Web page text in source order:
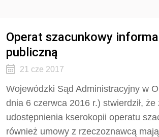
Operat szacunkowy
publiczną
21 cze 2017
Wojewódzki Sąd Administracyjny w
dnia 6 czerwca 2016 r.) stwierdził, że
udostępnienia kserokopii operatu
również umowy z rzeczoznawcą